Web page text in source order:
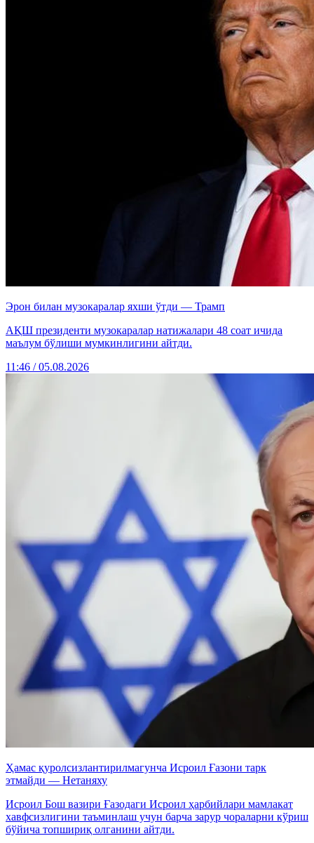
Эрон билан музокаралар яхши ўтди — Трамп
АҚШ президенти музокаралар натижалари 48 соат ичида
маълум бўлиши мумкинлигини айтди.
11:46 / 05.08.2026
Ҳамас қуролсизлантирилмагунча Исроил Ғазони тарк
этмайди — Нетаняху
Исроил Бош вазири Ғазодаги Исроил ҳарбийлари мамлакат
хавфсизлигини таъминлаш учун барча зарур чораларни кўриш
бўйича топшириқ олганини айтди.